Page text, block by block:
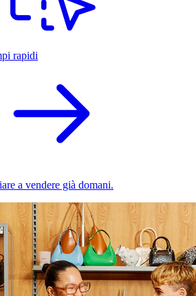
rapidi
a vendere già domani.